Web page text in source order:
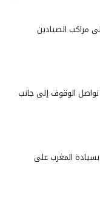
مراكب الصيادين
نواصل الوقوف إلى جانب
المغرب على